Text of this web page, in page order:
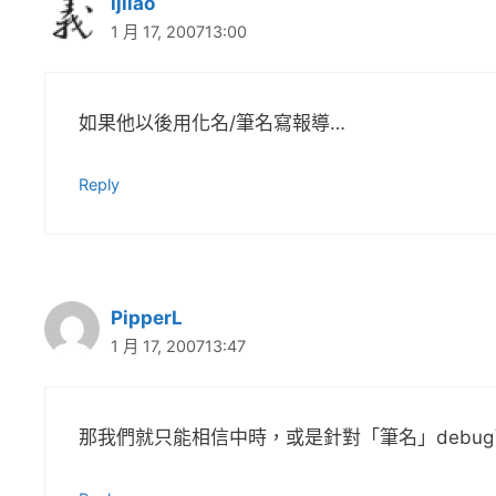
1 月 17, 200713:00
如果他以後用化名/筆名寫報導…
Reply
PipperL
1 月 17, 200713:47
那我們就只能相信中時，或是針對「筆名」